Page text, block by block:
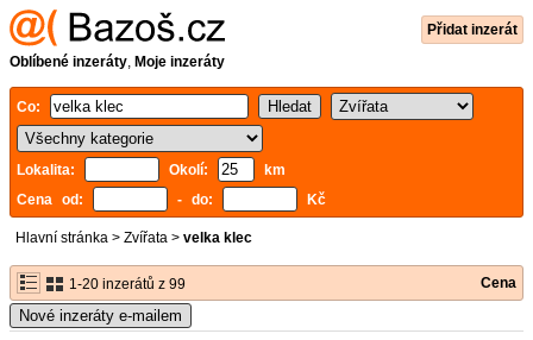
Přidat inzerát
Oblíbené inzeráty, Moje inzeráty
Co:
Lokalita: Okolí:
km
Cena od:
- do: Kč
Hlavní stránka > Zvířata > velka klec
1-20 inzerátů z 99 Cena
Nové inzeráty e-mailem